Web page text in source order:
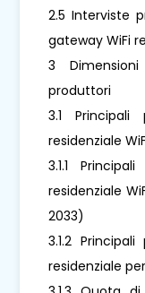
2.5 Interviste
gateway WiFi
3
produttori
3.1
residenziale
3.1.1
residenziale
2033)
3.1.2
residenziale